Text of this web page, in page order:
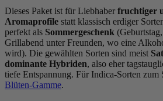
Dieses Paket ist für Liebhaber fruchtiger
Aromaprofile statt klassisch erdiger
perfekt als Sommergeschenk
Grillabend unter Freunden, wo eine
wird). Die gewählten Sorten sind meist
dominante Hybriden, also eher
tiefe Entspannung. Für Indica-Sorten zum
Blüten-Gamme.